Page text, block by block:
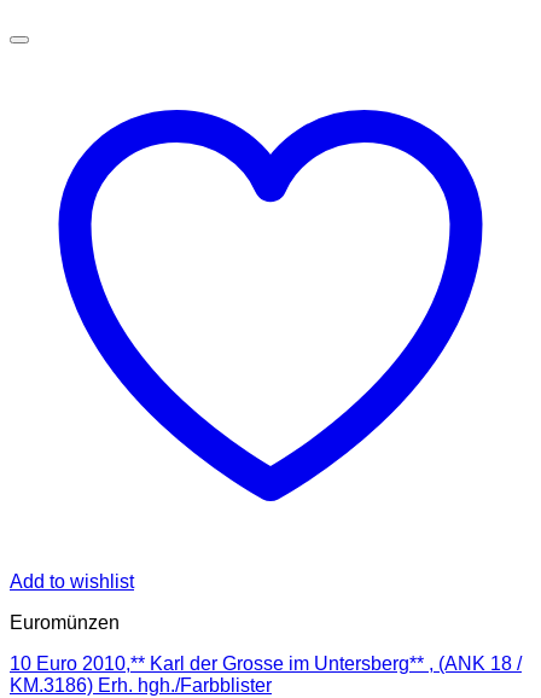
Add to wishlist
Euromünzen
10 Euro 2010,** Karl der Grosse im Untersberg** , (ANK 18 /
KM.3186) Erh. hgh./Farbblister